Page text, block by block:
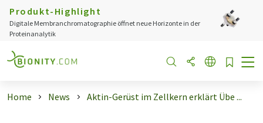
Produkt-Highlight
Digitale Membranchromatographie öffnet neue Horizonte in der
Proteinanalytik
Home News Aktin-Gerüst im Zellkern erklärt Übe ...